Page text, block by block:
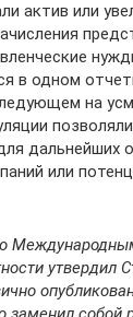
актив или
в одном
на
дальнейших
или
утвердил